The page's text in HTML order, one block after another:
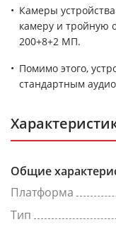
Камеры
камеру и тройную
200+8+2 МП.
Помимо этого,
стандартным
Общие
Платформа
Тип